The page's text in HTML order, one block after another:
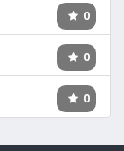
0
0
0